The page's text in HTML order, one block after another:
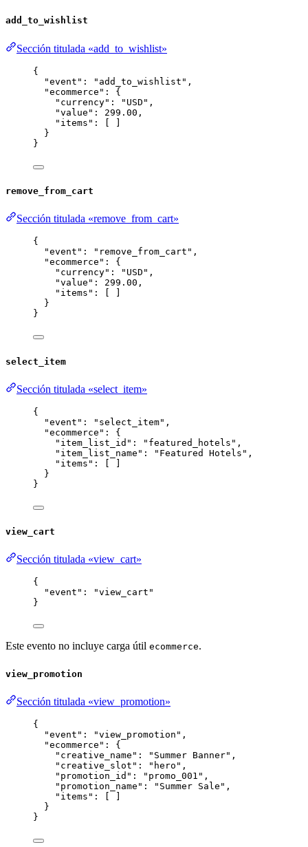
add_to_wishlist
Sección titulada «add_to_wishlist»
{
"event" : " add_to_wishlist " ,
"ecommerce" : {
"currency" : " USD " ,
"value" : 299.00 ,
"items" : [ ]
}
}
remove_from_cart
Sección titulada «remove_from_cart»
{
"event" : " remove_from_cart " ,
"ecommerce" : {
"currency" : " USD " ,
"value" : 299.00 ,
"items" : [ ]
}
}
select_item
Sección titulada «select_item»
{
"event" : " select_item" ,
"ecommerce" : {
"item_list_id" : " featured_hotels " ,
"item_list_name" : " Featured Hotels " ,
"items" : [ ]
}
}
view_cart
Sección titulada «view_cart»
{
"event" : "view_cart "
}
Este evento no incluye carga útil ecommerce.
view_promotion
Sección titulada «view_promotion»
{
"event" : "view_promotion " ,
"ecommerce" : {
"creative_name" : " Summer Banner" ,
"creative_slot" : " hero " ,
"promotion_id" : " promo_001 " ,
"promotion_name" : " Summer Sale " ,
"items" : [ ]
}
}